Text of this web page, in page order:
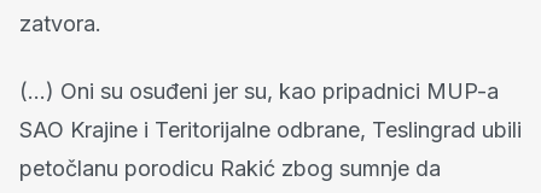
zatvora.
(…) Oni su osuđeni jer su, kao pripadnici MUP-a
SAO Krajine i Teritorijalne odbrane, Teslingrad ubili
petočlanu porodicu Rakić zbog sumnje da